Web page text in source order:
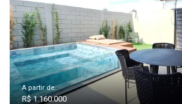
A partir de:
R$ 1.160.000